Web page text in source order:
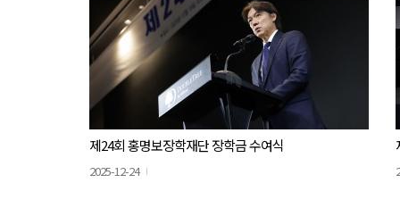
제24회 홍명보장학재단 장학금 수여식
2025-12-24